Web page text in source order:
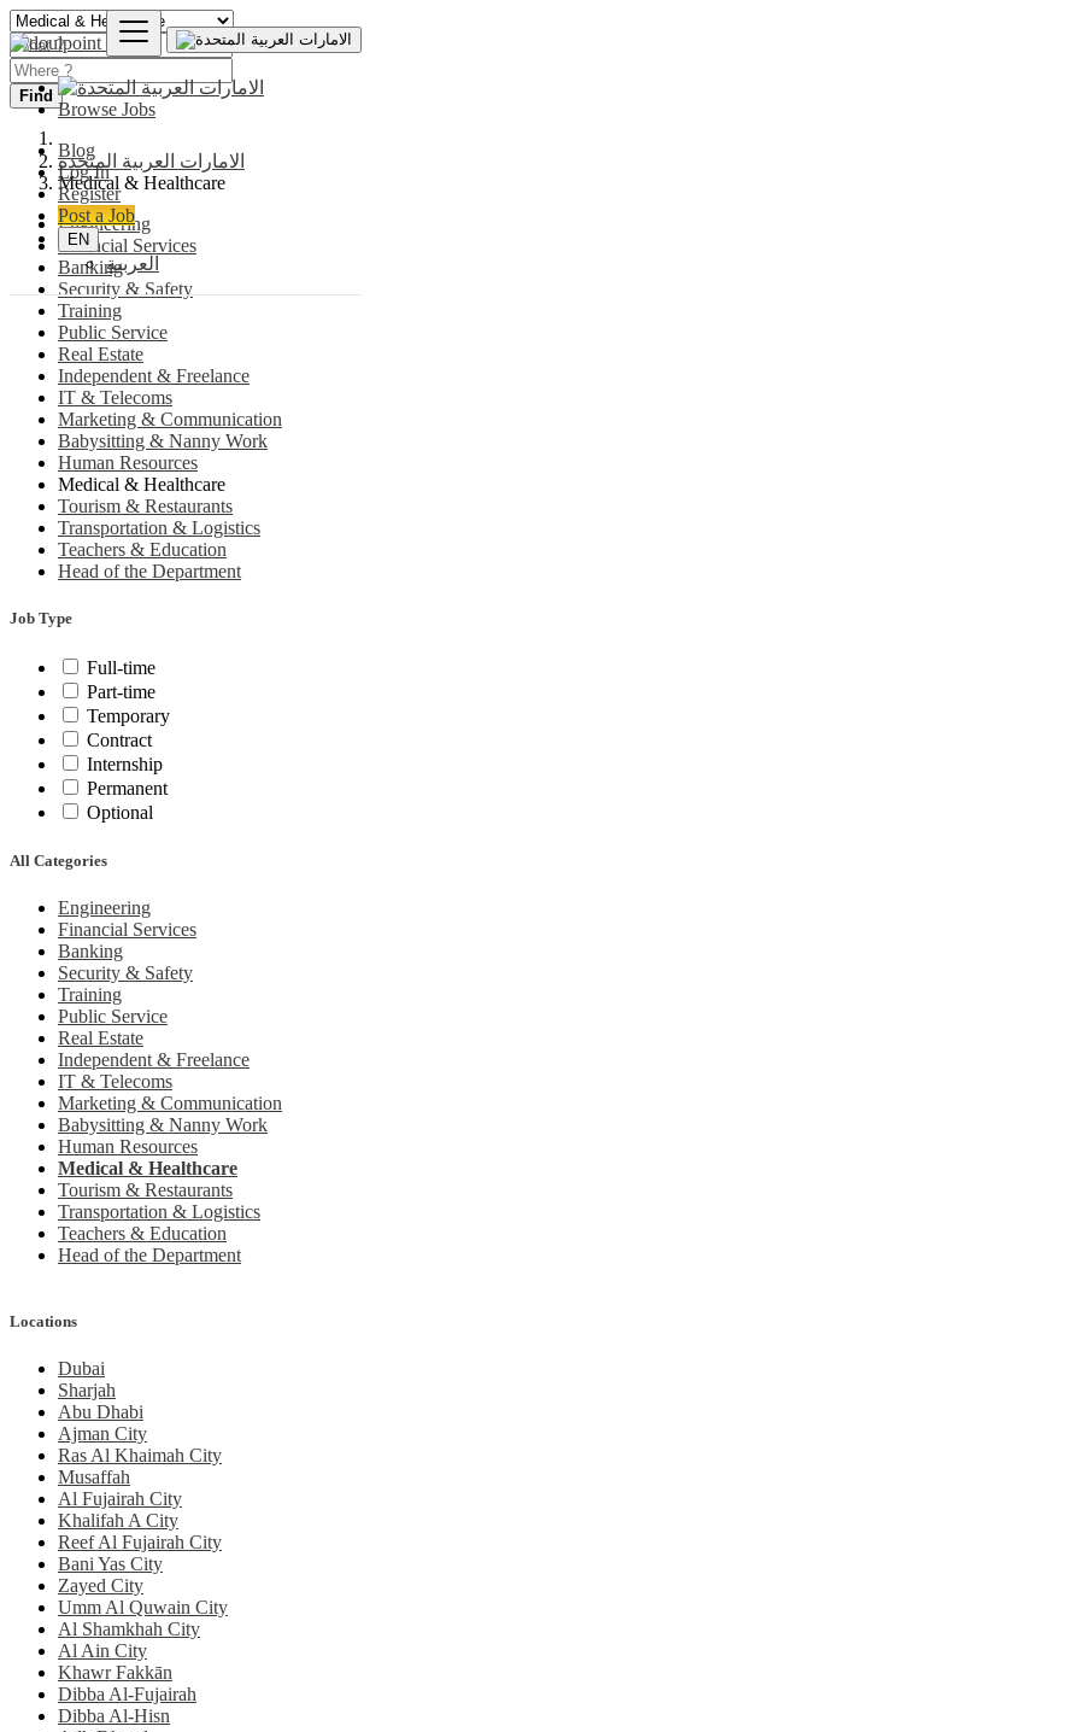
Browse Jobs
Blog
Log In
Register
Post a Job
EN
العربية
Find
الامارات العربية المتحدة
Medical & Healthcare
Engineering
Financial Services
Banking
Security & Safety
Training
Public Service
Real Estate
Independent & Freelance
IT & Telecoms
Marketing & Communication
Babysitting & Nanny Work
Human Resources
Medical & Healthcare
Tourism & Restaurants
Transportation & Logistics
Teachers & Education
Head of the Department
Job Type
Full-time
Part-time
Temporary
Contract
Internship
Permanent
Optional
All Categories
Engineering
Financial Services
Banking
Security & Safety
Training
Public Service
Real Estate
Independent & Freelance
IT & Telecoms
Marketing & Communication
Babysitting & Nanny Work
Human Resources
Medical & Healthcare
Tourism & Restaurants
Transportation & Logistics
Teachers & Education
Head of the Department
Locations
Dubai
Sharjah
Abu Dhabi
Ajman City
Ras Al Khaimah City
Musaffah
Al Fujairah City
Khalifah A City
Reef Al Fujairah City
Bani Yas City
Zayed City
Umm Al Quwain City
Al Shamkhah City
Al Ain City
Khawr Fakkān
Dibba Al-Fujairah
Dibba Al-Hisn